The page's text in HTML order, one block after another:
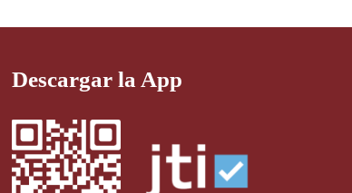
Descargar la App